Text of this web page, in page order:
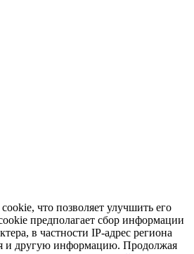
что позволяет улучшить его
предполагает сбор информации
в частности IP-адрес региона
и другую информацию. Продолжая